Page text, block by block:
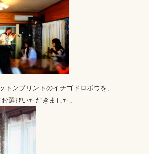
トンプリントのイチゴドロボウを、
選びいただきました。